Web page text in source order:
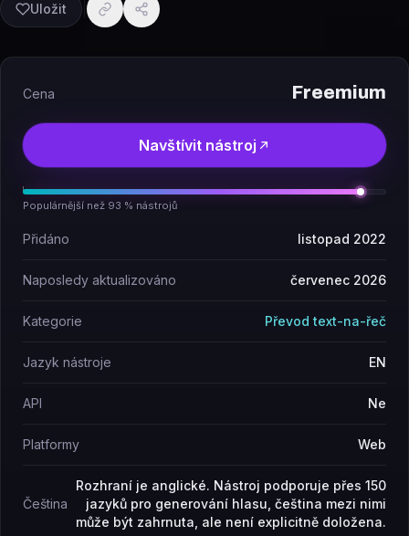
Uložit
Cena Freemium
Navštívit nástroj
Populárnější než 93 % nástrojů
Přidáno listopad 2022
Naposledy aktualizováno červenec 2026
Kategorie Převod text-na-řeč
Jazyk nástroje EN
API Ne
Platformy Web
Čeština
Rozhraní je anglické. Nástroj podporuje přes 150
jazyků pro generování hlasu, čeština mezi nimi
může být zahrnuta, ale není explicitně doložena.